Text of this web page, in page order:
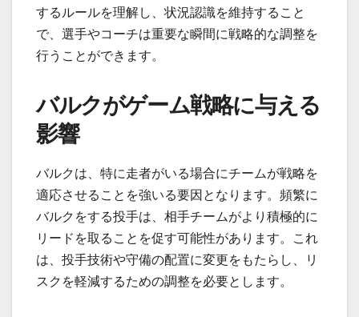
するルールを理解し、状況認識を維持すること
で、選手やコーチは重要な瞬間に戦略的な調整を
行うことができます。
バルクがゲーム戦略に与える
影響
バルクは、特に走者がいる場合にチームが戦略を
適応させることを強いる要因となります。頻繁に
バルクをする投手は、相手チームがより積極的に
リードを取ることを促す可能性があります。これ
は、投手技術や守備の配置に変更をもたらし、リ
スクを軽減するための調整を必要とします。